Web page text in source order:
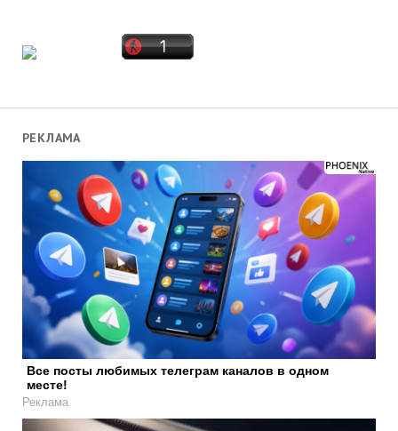
РЕКЛАМА
Все посты любимых телеграм каналов в одном
месте!
Реклама